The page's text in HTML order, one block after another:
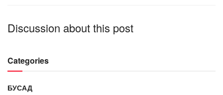
Discussion about this post
Categories
БУСАД